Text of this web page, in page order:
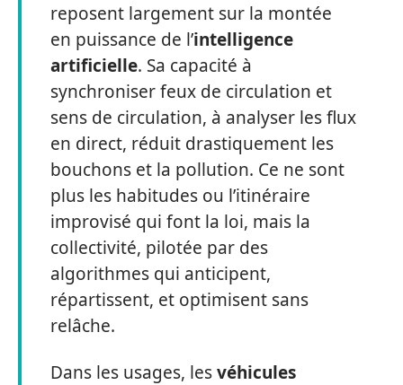
reposent largement sur la montée
en puissance de l’intelligence
artificielle. Sa capacité à
synchroniser feux de circulation et
sens de circulation, à analyser les flux
en direct, réduit drastiquement les
bouchons et la pollution. Ce ne sont
plus les habitudes ou l’itinéraire
improvisé qui font la loi, mais la
collectivité, pilotée par des
algorithmes qui anticipent,
répartissent, et optimisent sans
relâche.
Dans les usages, lesvéhicules